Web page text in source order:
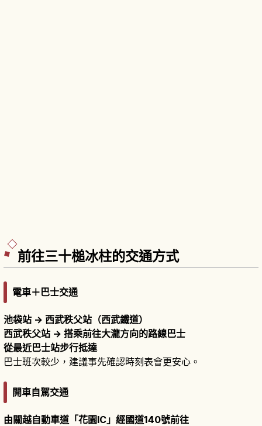
前往三十槌冰柱的交通方式
電車＋巴士交通
池袋站 → 西武秩父站（西武鐵道）
西武秩父站 → 搭乘前往大瀧方向的路線巴士
從最近巴士站步行抵達
巴士班次較少，建議事先確認時刻表會更安心。
開車自駕交通
由關越自動車道「花園IC」經國道140號前往